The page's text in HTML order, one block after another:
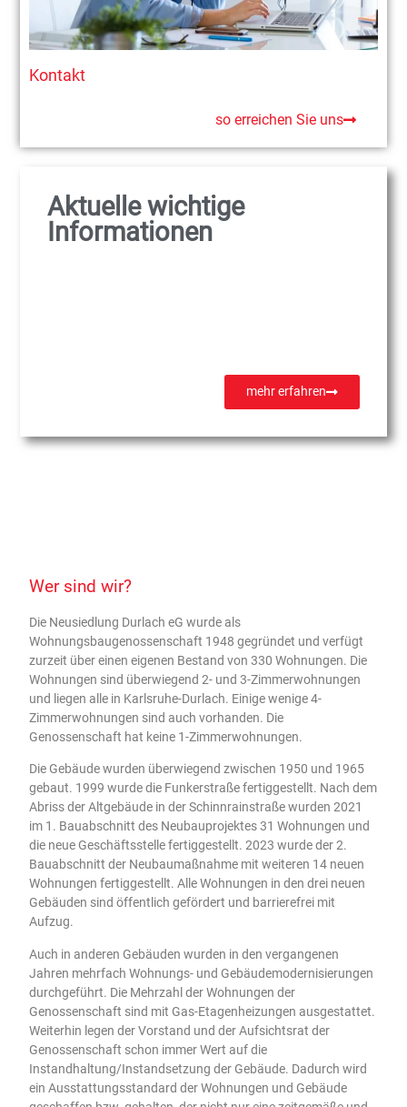
Kontakt
so erreichen Sie uns
Aktuelle wichtige
Informationen
mehr erfahren
Wer sind wir?
Die Neusiedlung Durlach eG wurde als
Wohnungsbaugenossenschaft 1948 gegründet und verfügt
zurzeit über einen eigenen Bestand von 330 Wohnungen. Die
Wohnungen sind überwiegend 2- und 3-Zimmerwohnungen
und liegen alle in Karlsruhe-Durlach. Einige wenige 4-
Zimmerwohnungen sind auch vorhanden. Die
Genossenschaft hat keine 1-Zimmerwohnungen.
Die Gebäude wurden überwiegend zwischen 1950 und 1965
gebaut. 1999 wurde die Funkerstraße fertiggestellt. Nach dem
Abriss der Altgebäude in der Schinnrainstraße wurden 2021
im 1. Bauabschnitt des Neubauprojektes 31 Wohnungen und
die neue Geschäftsstelle fertiggestellt. 2023 wurde der 2.
Bauabschnitt der Neubaumaßnahme mit weiteren 14 neuen
Wohnungen fertiggestellt. Alle Wohnungen in den drei neuen
Gebäuden sind öffentlich gefördert und barrierefrei mit
Aufzug.
Auch in anderen Gebäuden wurden in den vergangenen
Jahren mehrfach Wohnungs- und Gebäudemodernisierungen
durchgeführt. Die Mehrzahl der Wohnungen der
Genossenschaft sind mit Gas-Etagenheizungen ausgestattet.
Weiterhin legen der Vorstand und der Aufsichtsrat der
Genossenschaft schon immer Wert auf die
Instandhaltung/Instandsetzung der Gebäude. Dadurch wird
ein Ausstattungsstandard der Wohnungen und Gebäude